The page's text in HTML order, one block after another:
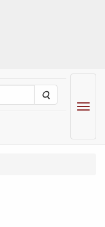
Zoeken
Menu